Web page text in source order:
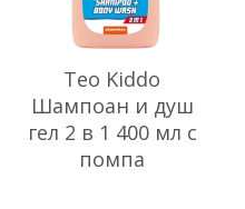
Teo Kiddo
Шампоан и душ
гел 2 в 1 400 мл с
помпа